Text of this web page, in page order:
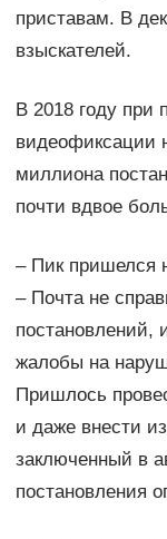
приставам. В
взыскателей.
В 2018 году при
видеофиксации
миллиона
почти вдвое
– Пик пришелся
– Почта не
постановлений,
жалобы на
Пришлось
и даже внести
заключенный в
постановления